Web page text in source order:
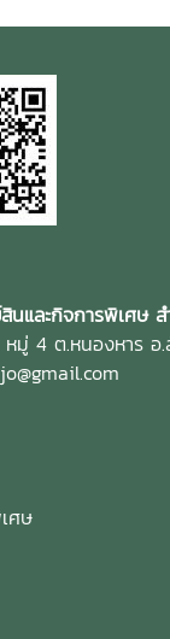
จะยื่นข้อเสนอการใช้
งบริหารงานทรัพย์
มหาวิทยาลัยแม่โจ้
นและกิจการพิเศษ
หมู่ 4 ต.หนองหาร อ
การ
รเงิน
ารพิเศษ
ระชุม
พัสดุ